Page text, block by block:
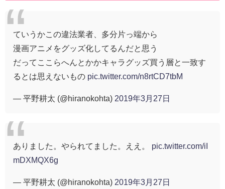
ていうかこの違法業者、多分片っ端から
漫画アニメをグッズ化してるんだと思う
だってここらへんとかかキャラグッズ買う層と一致す
るとは思えないもの pic.twitter.com/n8rtCD7tbM
— 平野耕太 (@hiranokohta) 2019年3月27日
ありました。やられてました。ええ。 pic.twitter.com/iI
mDXMQX6g
— 平野耕太 (@hiranokohta) 2019年3月27日